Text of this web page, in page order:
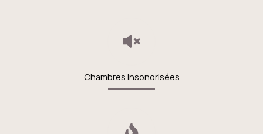
Chambres insonorisées